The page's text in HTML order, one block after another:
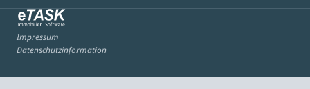
Impressum
Datenschutzinformation